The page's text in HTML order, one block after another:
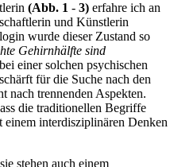
(Abb. 1 - 3) erfahre ich an
und Künstlerin
wurde dieser Zustand so
Gehirnhälfte sind
einer solchen psychischen
für die Suche nach den
nach trennenden Aspekten.
die traditionellen Begriffe
interdisziplinären Denken
stehen auch einem